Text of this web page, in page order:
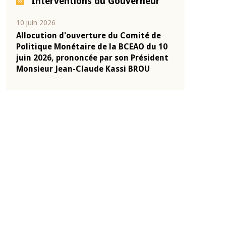
04 mars 2026
Allocution d'ouverture du Comité de
Politique Monétaire de la BCEAO du 4
mars 2026, prononcée par son Président
Monsieur Jean-Claude Kassi BROU